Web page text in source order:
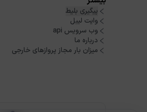
پیگیری بلیط
وایت لیبل
وب سرویس api
درباره ما
میزان بار مجاز پروازهای خارجی